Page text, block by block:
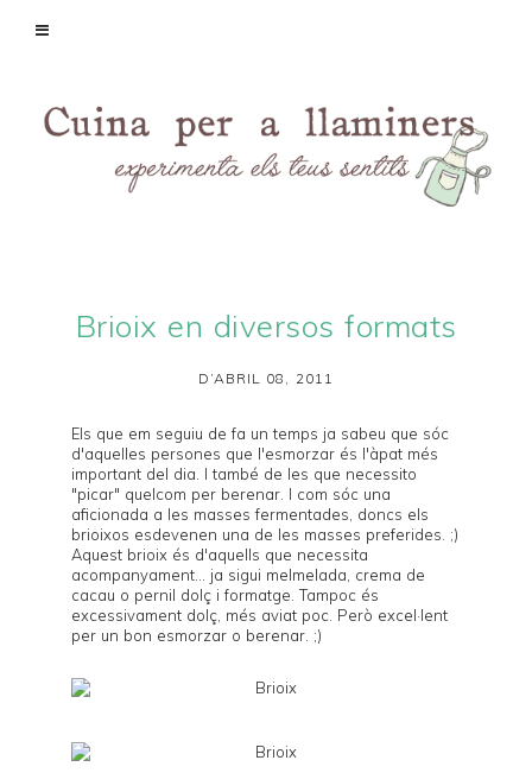
Brioix en diversos formats
D’ABRIL 08, 2011
Els que em seguiu de fa un temps ja sabeu que sóc
d'aquelles persones que l'esmorzar és l'àpat més
important del dia. I també de les que necessito
"picar" quelcom per berenar. I com sóc una
aficionada a les masses fermentades, doncs els
brioixos esdevenen una de les masses preferides. ;)
Aquest brioix és d'aquells que necessita
acompanyament... ja sigui melmelada, crema de
cacau o pernil dolç i formatge. Tampoc és
excessivament dolç, més aviat poc. Però excel·lent
per un bon esmorzar o berenar. ;)